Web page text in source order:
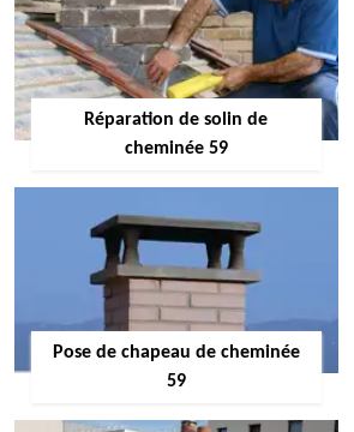
Réparation de solin de
cheminée 59
Pose de chapeau de cheminée
59